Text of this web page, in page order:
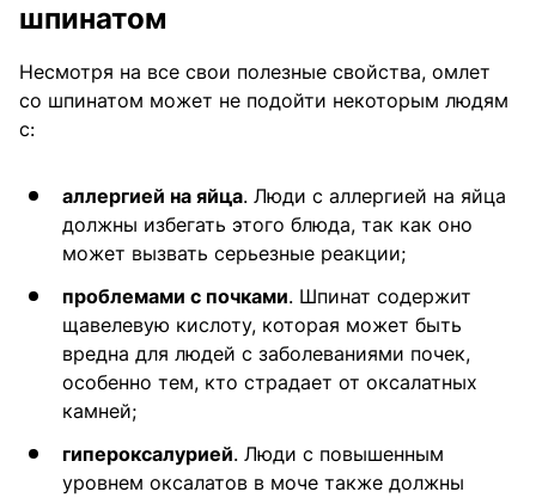
шпинатом
Несмотря на все свои полезные свойства, омлет
со шпинатом может не подойти некоторым людям
с:
аллергией на яйца. Люди с аллергией на яйца
должны избегать этого блюда, так как оно
может вызвать серьезные реакции;
проблемами с почками. Шпинат содержит
щавелевую кислоту, которая может быть
вредна для людей с заболеваниями почек,
особенно тем, кто страдает от оксалатных
камней;
гипероксалурией. Люди с повышенным
уровнем оксалатов в моче также должны